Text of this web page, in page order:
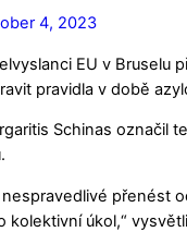
4, 2023
EU v
pravidla v době
Schinas označil
přenést
kolektivní úkol,“